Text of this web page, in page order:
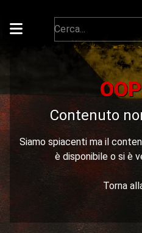
Contenuto
Siamo spiacenti ma il
è disponibile o si è
Torna